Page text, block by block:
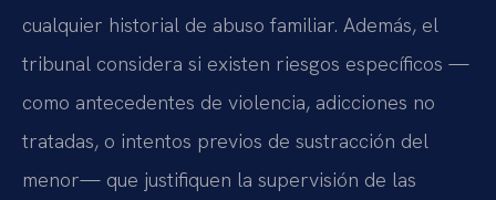
cualquier historial de abuso familiar. Además, el
tribunal considera si existen riesgos específicos —
como antecedentes de violencia, adicciones no
tratadas, o intentos previos de sustracción del
menor— que justifiquen la supervisión de las